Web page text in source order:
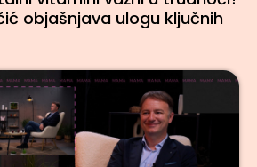
objašnjava ulogu ključnih